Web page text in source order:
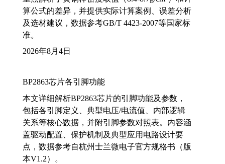
算公式的差异，并提供实际计算案例、误差分析
及选材建议，数据参考GB/T 4423-2007等国家标
准。
2026年8月4日
BP2863芯片各引脚功能
本文详细解析BP2863芯片的引脚功能及参数，
包括各引脚定义、典型电压/电流值、内部逻辑
关系等核心数据，并附引脚参数对照表。内容涵
盖驱动配置、保护机制及典型应用电路设计要
点，数据参考自杭州士兰微电子官方规格书（版
本V1.2）。